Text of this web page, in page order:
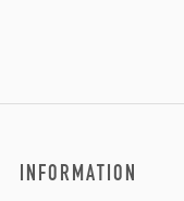
INFORMATION